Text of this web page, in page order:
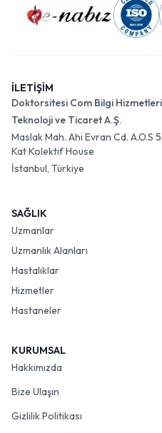
İLETİŞİM
Doktorsitesi Com Bilgi Hizmetleri
Teknoloji ve Ticaret A.Ş.
Maslak Mah. Ahi Evran Cd. A.O.S
Kat Kolektif House
İstanbul, Türkiye
SAĞLIK
Uzmanlar
Uzmanlık Alanları
Hastalıklar
Hizmetler
Hastaneler
KURUMSAL
Hakkımızda
Bize Ulaşın
Gizlilik Politikası